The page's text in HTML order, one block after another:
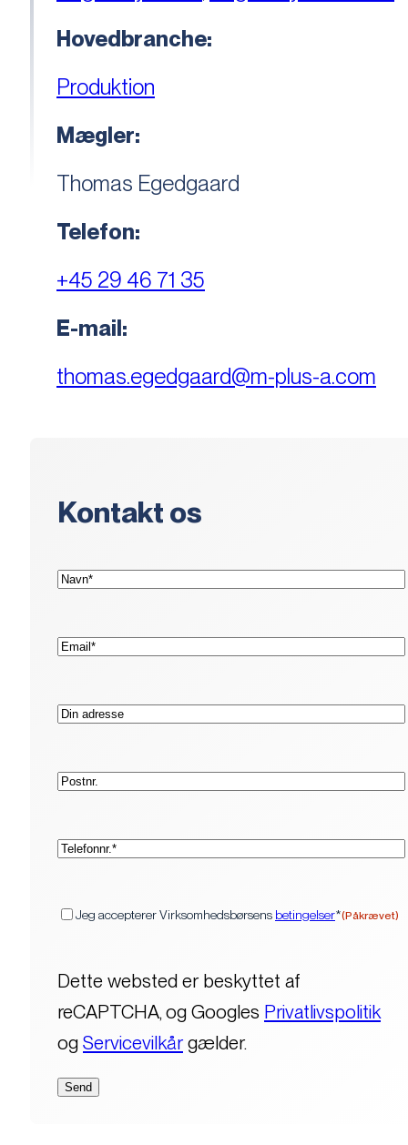
Hovedbranche:
Produktion
Mægler:
Thomas Egedgaard
Telefon:
+45 29 46 71 35
E-mail:
thomas.egedgaard@m-plus-a.com
Kontakt os
Navn*
E-
mail*
Adresse
Postnr.
Telefon*
Jeg accepterer Virksomhedsbørsens betingelser*(Påkrævet)
Dette websted er beskyttet af
reCAPTCHA, og Googles Privatlivspolitik
og Servicevilkårgælder.